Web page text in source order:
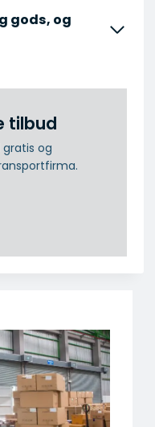
gods, og
tilbud
og